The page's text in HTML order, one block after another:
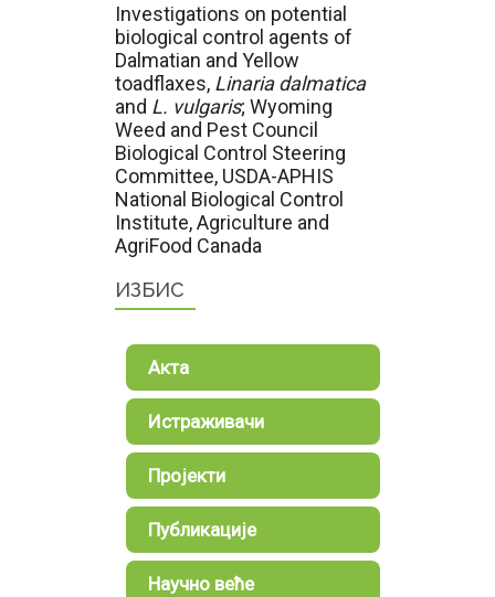
Investigations on potential
biological control agents of
Dalmatian and Yellow
toadflaxes, Linaria dalmatica
and L. vulgaris; Wyoming
Weed and Pest Council
Biological Control Steering
Committee, USDA-APHIS
National Biological Control
Institute, Agriculture and
AgriFood Canada
ИЗБИС
Акта
Истраживачи
Пројекти
Публикације
Научно веће